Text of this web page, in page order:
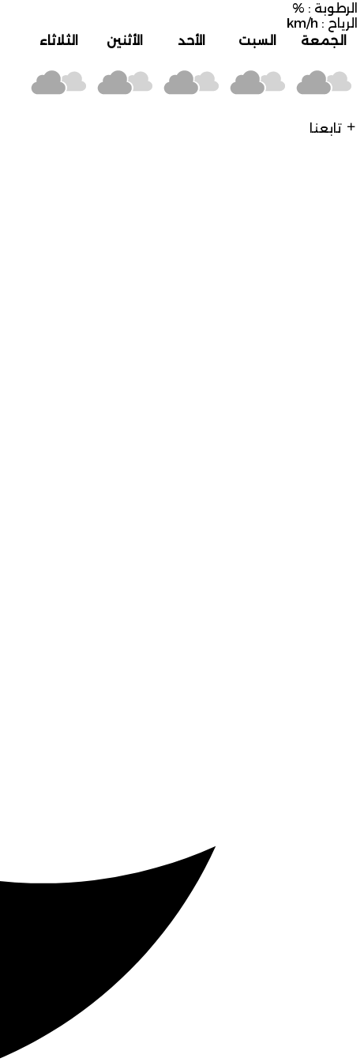
الرطوبة : %
الرياح : km/h
الجمعة
السبت الأحد الأثنين الثلاثاء
تابعنا